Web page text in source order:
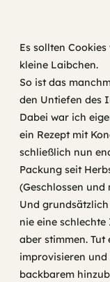
Es sollten
kleine Laibchen.
So ist das
den Untiefen des
Dabei war ich
ein Rezept mit
schließlich nun
Packung seit
(Geschlossen
Und
nie eine
aber stimmen.
improvisieren und
backbarem